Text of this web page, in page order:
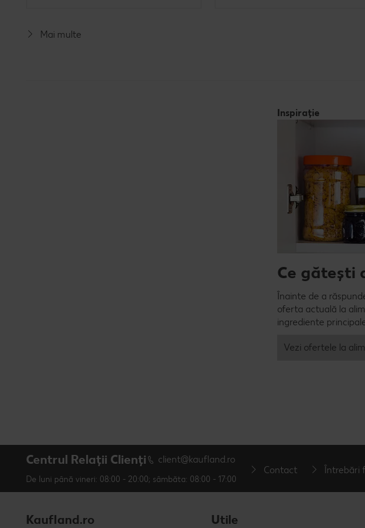
Mai multe
Inspirație
Ce gătești
Înainte de a
oferta actuală la
ingrediente
Vezi ofertele la
Centrul Relații Clienți client@kaufland.ro
De luni până vineri: 08:00 - 20:00; sâmbăta: 08:00 - 17:00
Contact Întrebări
Kaufland.ro Utile